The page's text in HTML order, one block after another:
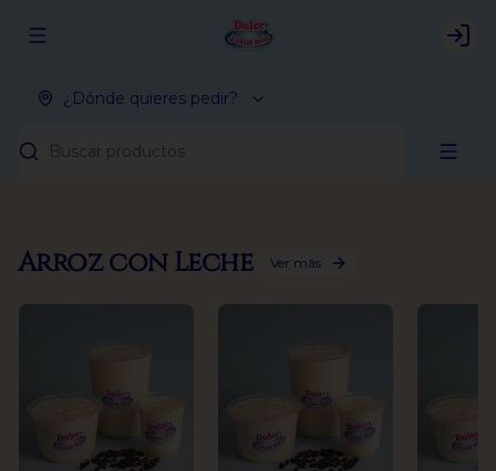
Abrir menu de navegación
¿Dónde quieres pedir?
Buscar productos
Arroz con Leche Ver más